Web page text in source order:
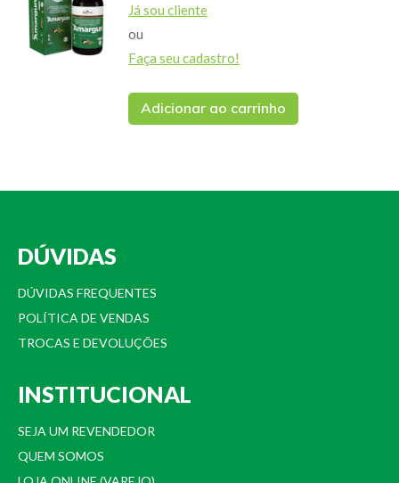
Já sou cliente
ou
Faça seu cadastro!
Adicionar ao carrinho
DÚVIDAS
DÚVIDAS FREQUENTES
POLÍTICA DE VENDAS
TROCAS E DEVOLUÇÕES
INSTITUCIONAL
SEJA UM REVENDEDOR
QUEM SOMOS